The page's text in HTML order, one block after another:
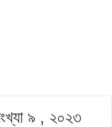
৯ , ২০২৩